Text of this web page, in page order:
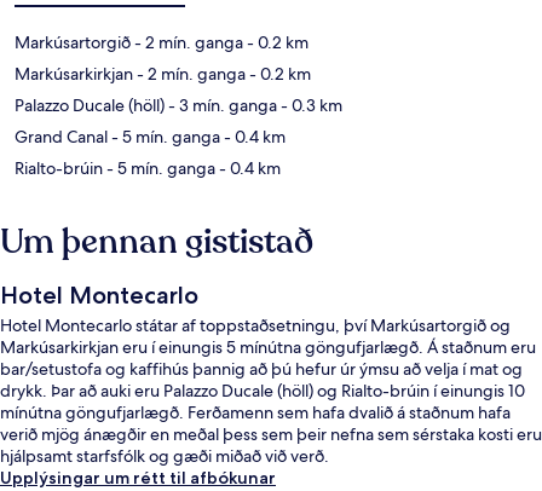
Markúsartorgið- 2 mín. ganga- 0.2 km
Markúsarkirkjan- 2 mín. ganga- 0.2 km
Palazzo Ducale (höll)- 3 mín. ganga- 0.3 km
Grand Canal- 5 mín. ganga- 0.4 km
Rialto-brúin- 5 mín. ganga- 0.4 km
Um þennan gististað
Hotel Montecarlo
Hotel Montecarlo státar af toppstaðsetningu, því Markúsartorgið og
Markúsarkirkjan eru í einungis 5 mínútna göngufjarlægð. Á staðnum eru
bar/setustofa og kaffihús þannig að þú hefur úr ýmsu að velja í mat og
drykk. Þar að auki eru Palazzo Ducale (höll) og Rialto-brúin í einungis 10
mínútna göngufjarlægð. Ferðamenn sem hafa dvalið á staðnum hafa
verið mjög ánægðir en meðal þess sem þeir nefna sem sérstaka kosti eru
hjálpsamt starfsfólk og gæði miðað við verð.
Upplýsingar um rétt til afbókunar